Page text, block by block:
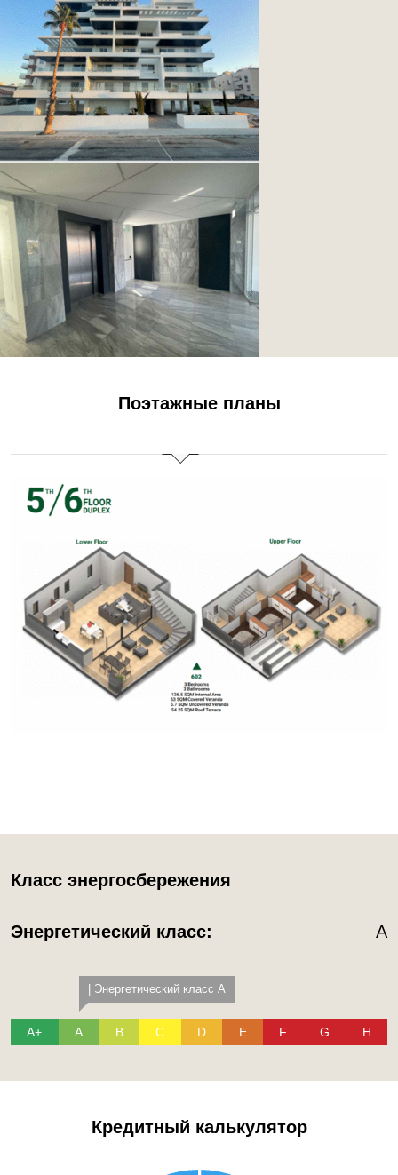
Поэтажные планы
Класс энергосбережения
Энергетический класс: A
A+
| Энергетический класс A
A B C D E F G H
Кредитный калькулятор